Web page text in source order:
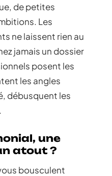
de petites
Les
ne laissent rien au
jamais un dossier
posent les
les angles
débusquent les
une
atout ?
bousculent